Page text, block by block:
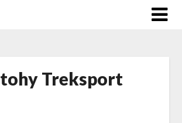
Treksport